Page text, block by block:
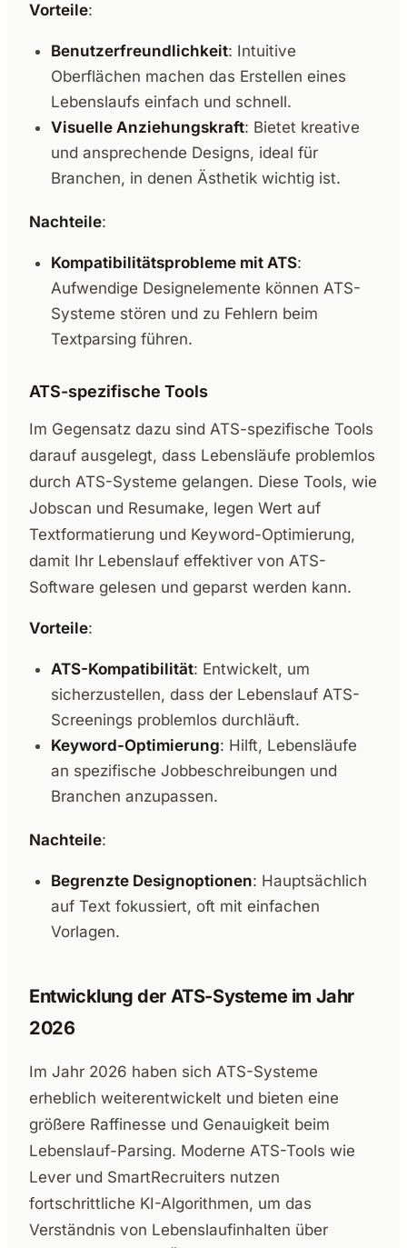
Vorteile:
Benutzerfreundlichkeit: Intuitive
Oberflächen machen das Erstellen eines
Lebenslaufs einfach und schnell.
Visuelle Anziehungskraft: Bietet kreative
und ansprechende Designs, ideal für
Branchen, in denen Ästhetik wichtig ist.
Nachteile:
Kompatibilitätsprobleme mit ATS:
Aufwendige Designelemente können ATS-
Systeme stören und zu Fehlern beim
Textparsing führen.
ATS-spezifische Tools
Im Gegensatz dazu sind ATS-spezifische Tools
darauf ausgelegt, dass Lebensläufe problemlos
durch ATS-Systeme gelangen. Diese Tools, wie
Jobscan und Resumake, legen Wert auf
Textformatierung und Keyword-Optimierung,
damit Ihr Lebenslauf effektiver von ATS-
Software gelesen und geparst werden kann.
Vorteile:
ATS-Kompatibilität: Entwickelt, um
sicherzustellen, dass der Lebenslauf ATS-
Screenings problemlos durchläuft.
Keyword-Optimierung: Hilft, Lebensläufe
an spezifische Jobbeschreibungen und
Branchen anzupassen.
Nachteile:
Begrenzte Designoptionen: Hauptsächlich
auf Text fokussiert, oft mit einfachen
Vorlagen.
Entwicklung der ATS-Systeme im Jahr
2026
Im Jahr 2026 haben sich ATS-Systeme
erheblich weiterentwickelt und bieten eine
größere Raffinesse und Genauigkeit beim
Lebenslauf-Parsing. Moderne ATS-Tools wie
Lever und SmartRecruiters nutzen
fortschrittliche KI-Algorithmen, um das
Verständnis von Lebenslaufinhalten über